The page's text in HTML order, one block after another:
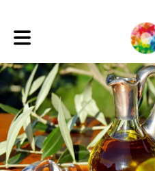
Toggle main navigation